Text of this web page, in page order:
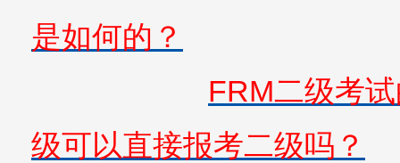
是如何的？
FRM二级考
级可以直接报考二级吗？